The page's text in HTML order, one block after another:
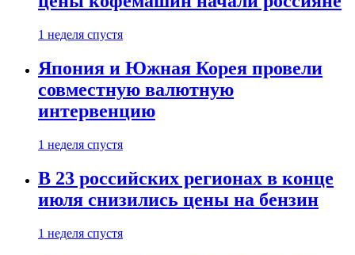
1 неделя спустя
Япония и Южная Корея провели
совместную валютную
интервенцию
1 неделя спустя
В 23 российских регионах в конце
июля снизились цены на бензин
1 неделя спустя